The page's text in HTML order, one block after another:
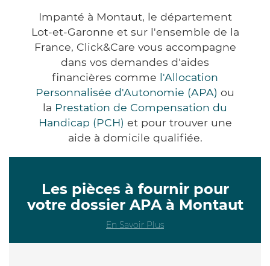
Impanté à Montaut, le département
Lot-et-Garonne et sur l'ensemble de la
France, Click&Care vous accompagne
dans vos demandes d'aides
financières comme l'Allocation
Personnalisée d'Autonomie (APA) ou
la Prestation de Compensation du
Handicap (PCH) et pour trouver une
aide à domicile qualifiée.
Les pièces à fournir pour
votre dossier APA à Montaut
En Savoir Plus